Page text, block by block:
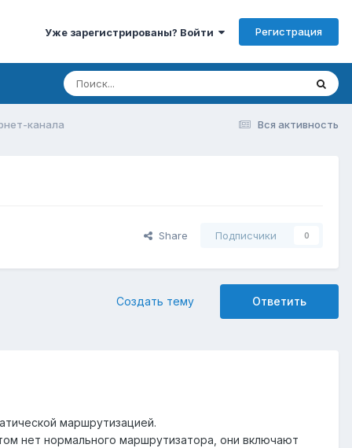
Уже зарегистрированы? Войти Регистрация
Вся активность
канала
Share Подписчики 0
Ответить
Создать тему
маршрутизацией.
нет нормального маршрутизатора, они включают